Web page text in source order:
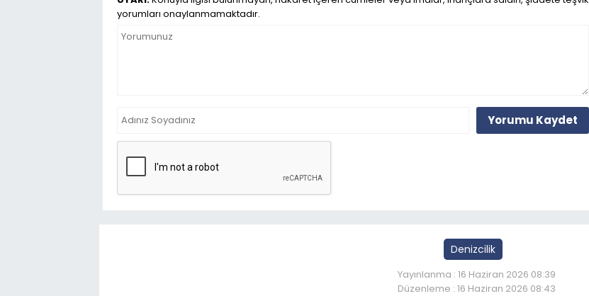
yorumları onaylanmamaktadır.
Yorumu Kaydet
Denizcilik
Yayınlanma : 16 Haziran 2026 08:39
Düzenleme : 16 Haziran 2026 08:43